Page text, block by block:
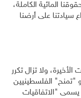
المائية الكاملة،
سيادتنا على أرضنا
ولا تزال تكرر
"تمنح" الفلسطينيين
يسمى "الاتفاقيات